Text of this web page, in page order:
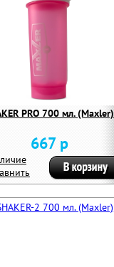
PRO 700 мл. (Maxler)
667 р